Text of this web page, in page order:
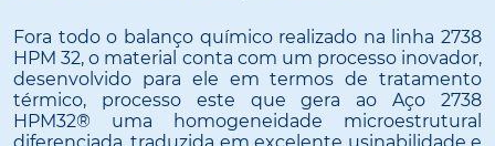
Fora todo o balanço químico realizado na linha 2738
HPM 32, o material conta com um processo inovador,
desenvolvido para ele em termos de tratamento
térmico, processo este que gera ao Aço 2738
HPM32® uma homogeneidade microestrutural